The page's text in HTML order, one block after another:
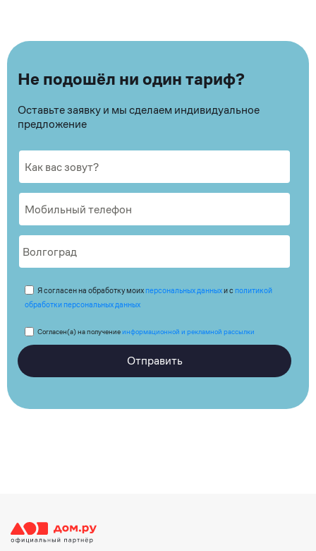
Не подошёл ни один тариф?
Оставьте заявку и мы сделаем индивидуальное
предложение
Я согласен на обработку моих персональных данныхи с политикой
обработки персональных данных
Согласен(а) на получениеинформационной и рекламной рассылки
Отправить